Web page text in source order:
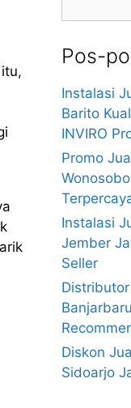
Pos-
Instalasi
Barito
INVIRO
Promo
Instalasi
Jember
Seller
Diskon
Sidoarjo